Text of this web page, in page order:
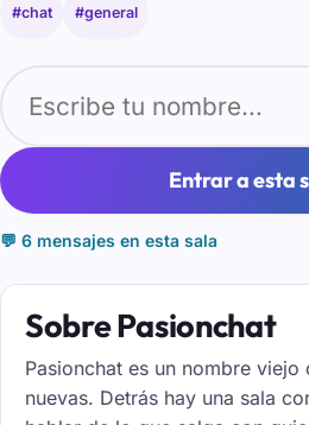
#chat #general
Entrar a esta
💬 6 mensajes en esta sala
Sobre Pasionchat
Pasionchat es un nombre viejo
nuevas. Detrás hay una sala